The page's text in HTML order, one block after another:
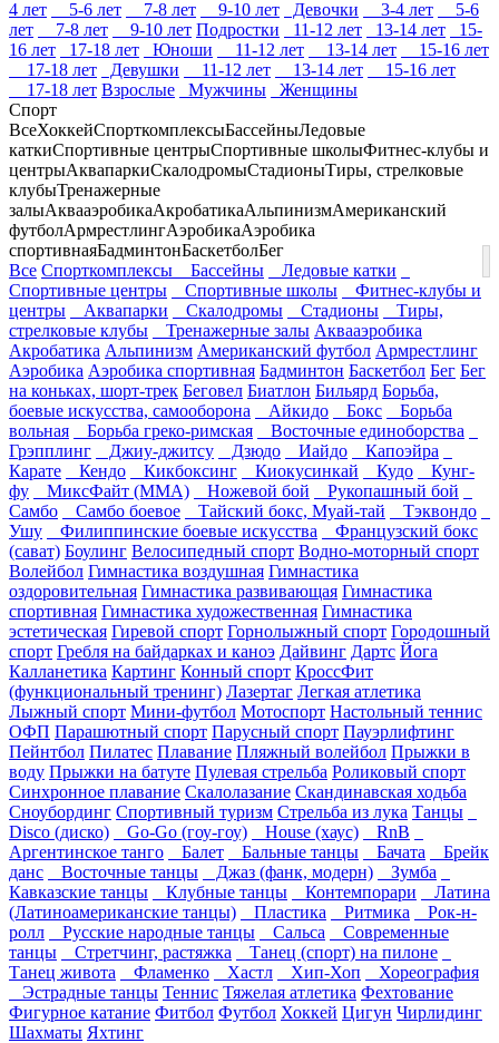
4 лет
5-6 лет 7-8 лет 9-10 лет Девочки 3-4 лет
5-6
лет
7-8 лет 9-10 лет Подростки 11-12 лет 13-14 лет
15-
16 лет
17-18 лет Юноши 11-12 лет 13-14 лет
15-16 лет
17-18 лет
Девушки 11-12 лет 13-14 лет
15-16 лет
17-18 лет Взрослые Мужчины
Женщины
Спорт
ВсеХоккейСпорткомплексыБассейныЛедовые
каткиСпортивные центрыСпортивные школыФитнес-клубы и
центрыАквапаркиСкалодромыСтадионыТиры, стрелковые
клубыТренажерные
залыАквааэробикаАкробатикаАльпинизмАмериканский
футболАрмрестлингАэробикаАэробика
спортивнаяБадминтонБаскетболБег
Все Спорткомплексы Бассейны
Ледовые катки
Спортивные центры
Спортивные школы
Фитнес-клубы и
центры
Аквапарки Скалодромы Стадионы
Тиры,
стрелковые клубы
Тренажерные залы Аквааэробика
Акробатика Альпинизм Американский футбол Армрестлинг
Аэробика Аэробика спортивная Бадминтон Баскетбол Бег Бег
на коньках, шорт-трек Беговел Биатлон Бильярд Борьба,
боевые искусства, самооборона
Айкидо Бокс
Борьба
вольная
Борьба греко-римская
Восточные единоборства
Грэпплинг
Джиу-джитсу Дзюдо Иайдо
Капоэйра
Карате
Кендо Кикбоксинг Киокусинкай Кудо
Кунг-
фу
МиксФайт (ММА) Ножевой бой
Рукопашный бой
Самбо
Самбо боевое Тайский бокс, Муай-тай
Тэквондо
Ушу
Филиппинские боевые искусства
Французский бокс
(сават) Боулинг Велосипедный спорт Водно-моторный спорт
Волейбол Гимнастика воздушная Гимнастика
оздоровительная Гимнастика развивающая Гимнастика
спортивная Гимнастика художественная Гимнастика
эстетическая Гиревой спорт Горнолыжный спорт Городошный
спорт Гребля на байдарках и каноэ Дайвинг Дартс Йога
Калланетика Картинг Конный спорт КроссФит
(функциональный тренинг) Лазертаг Легкая атлетика
Лыжный спорт Мини-футбол Мотоспорт Настольный теннис
ОФП Парашютный спорт Парусный спорт Пауэрлифтинг
Пейнтбол Пилатес Плавание Пляжный волейбол Прыжки в
воду Прыжки на батуте Пулевая стрельба Роликовый спорт
Синхронное плавание Скалолазание Скандинавская ходьба
Сноубординг Спортивный туризм Стрельба из лука Танцы
Disco (диско)
Go-Go (гоу-гоу) House (хаус)
RnB
Аргентинское танго
Балет Бальные танцы Бачата
Брейк
данс
Восточные танцы Джаз (фанк, модерн)
Зумба
Кавказские танцы
Клубные танцы Контемпорари
Латина
(Латиноамериканские танцы)
Пластика Ритмика
Рок-н-
ролл
Русские народные танцы Сальса
Современные
танцы
Стретчинг, растяжка
Танец (спорт) на пилоне
Танец живота
Фламенко Хастл Хип-Хоп
Хореография
Эстрадные танцы Теннис Тяжелая атлетика Фехтование
Фигурное катание Фитбол Футбол Хоккей Цигун Чирлидинг
Шахматы Яхтинг